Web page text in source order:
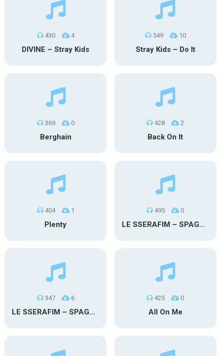
430 4
DIVINE – Stray Kids
549 10
Stray Kids – Do It
369 0
Berghain
428 2
Back On It
404 1
Plenty
495 0
LE SSERAFIM – SPAGHETTI (Rap)
347 6
LE SSERAFIM – SPAGHETTI
425 0
All On Me